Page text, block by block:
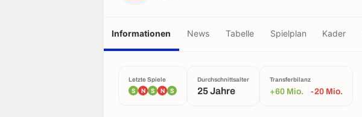
Informationen News Tabelle Spielplan Kader
Letzte Spiele
S N S N S
Durchschnittsalter
25 Jahre
Transferbilanz
+60 Mio. -20 Mio.